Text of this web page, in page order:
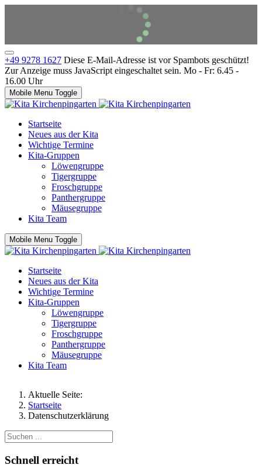
+49 9278 1627 Diese E-Mail-Adresse ist vor Spambots geschützt!
Zur Anzeige muss JavaScript eingeschaltet sein. Mo - Fr: 6.45 -
16.00 Uhr
Mobile Menu Toggle
Startseite
Neues aus der Kita
Wichtige Termine
Kita-Gruppen
Löwengruppe
Tigergruppe
Froschgruppe
Panthergruppe
Mäusegruppe
Kita Team
Mobile Menu Toggle
Startseite
Neues aus der Kita
Wichtige Termine
Kita-Gruppen
Löwengruppe
Tigergruppe
Froschgruppe
Panthergruppe
Mäusegruppe
Kita Team
Aktuelle Seite:
Startseite
Datenschutzerklärung
Schnell erreicht